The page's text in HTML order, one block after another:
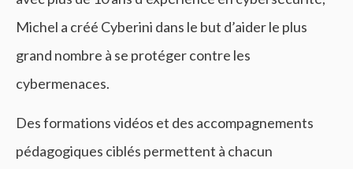
Michel a créé Cyberini dans le but d’aider le plus
grand nombre à se protéger contre les
cybermenaces.
Des formations vidéos et des accompagnements
pédagogiques ciblés permettent à chacun